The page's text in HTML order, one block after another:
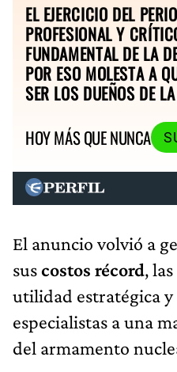
EL EJERCICIO DEL
PROFESIONAL Y
FUNDAMENTAL DE LA
POR ESO MOLESTA A
SER LOS DUEÑOS DE
HOY MÁS QUE NUNCA
El anuncio volvió a
suscostos récord,
utilidad estratégica
especialistas a una
del armamento